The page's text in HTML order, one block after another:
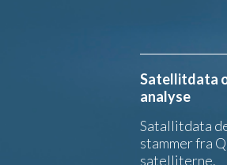
Satellitdata
analyse
Satallitdata
stammer fra
satelliterne.